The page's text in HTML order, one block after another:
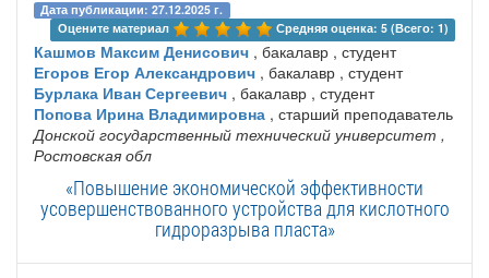
Дата публикации: 27.12.2025 г.
Оцените материал
Средняя оценка: 5 (Всего: 1)
Кашмов Максим Денисович , бакалавр , студент
Егоров Егор Александрович , бакалавр , студент
Бурлака Иван Сергеевич , бакалавр , студент
Попова Ирина Владимировна , старший преподаватель
Донской государственный технический университет ,
Ростовская обл
«Повышение экономической эффективности
усовершенствованного устройства для кислотного
гидроразрыва пласта»